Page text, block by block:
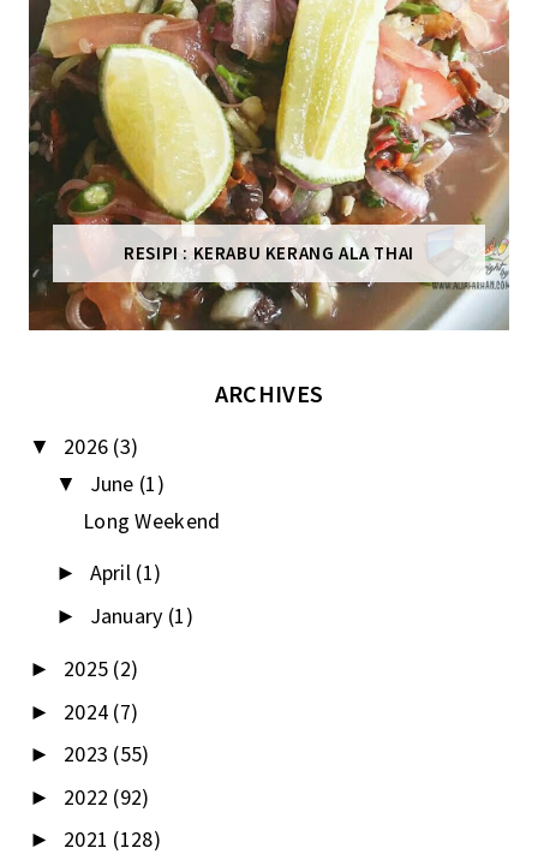
RESIPI : KERABU KERANG ALA THAI
ARCHIVES
▼ 2026 (3)
▼ June (1)
Long Weekend
► April (1)
► January (1)
► 2025 (2)
► 2024 (7)
► 2023 (55)
► 2022 (92)
► 2021 (128)